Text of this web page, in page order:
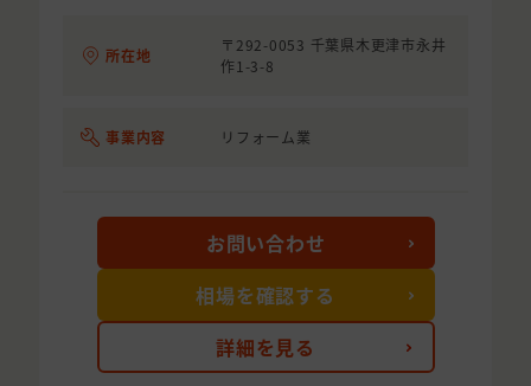
所在地
〒292-0053 千葉県木更津市永井
作1-3-8
事業内容 リフォーム業
詳細を見る
お問い合わせ
相場を確認する